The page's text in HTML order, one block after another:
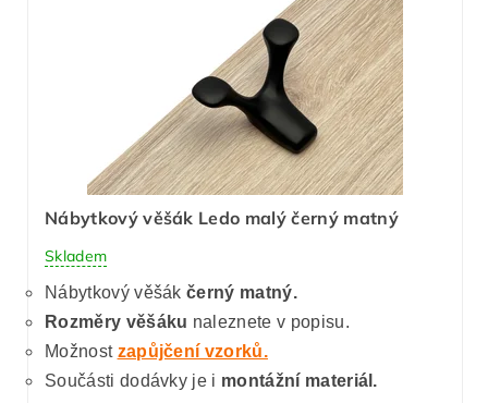
Nábytkový věšák Ledo malý černý matný
Skladem
Nábytkový věšák černý matný.
Rozměry věšáku naleznete v popisu.
Možnost zapůjčení vzorků.
Součásti dodávky je i montážní materiál.